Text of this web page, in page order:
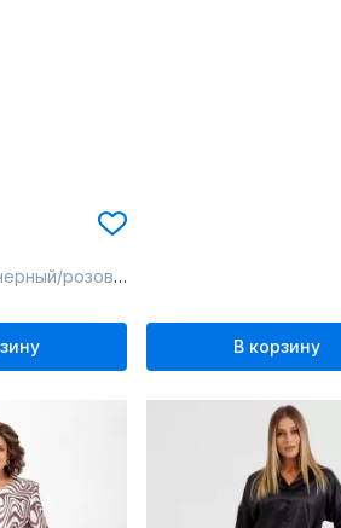
розовое_золото
В корзину